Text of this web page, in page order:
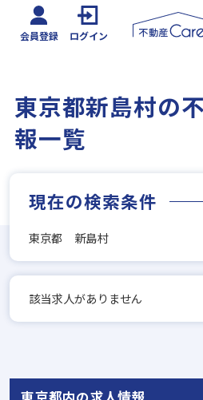
会員登録 ログイン
東京都新島村の
報一覧
現在の検索条件
東京都 新島村
該当求人がありません